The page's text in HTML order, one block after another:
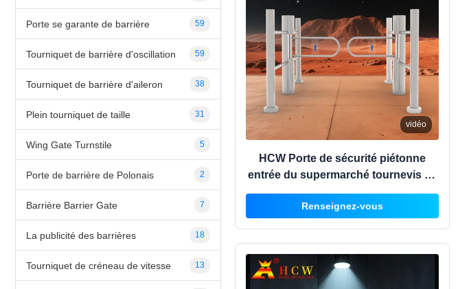
Porte se garante de barrière 59
Tourniquet de barrière d'oscillation 59
Tourniquet de barrière d'aileron 38
Plein tourniquet de taille 31
Wing Gate Turnstile 5
Porte de barrière de Polonais 2
Barrière Barrier Gate 7
La publicité des barrières 18
Tourniquet de créneau de vitesse 13
vidéo
HCW Porte de sécurité piétonne
entrée du supermarché tournevis en
acier inoxydable
Renseignez-vous